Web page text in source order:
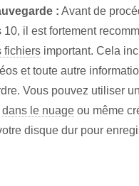
: Avant de
il est fortement
fichiers important. Cela
et toute autre
Vous pouvez utiliser
dans le nuage ou même
disque dur pour